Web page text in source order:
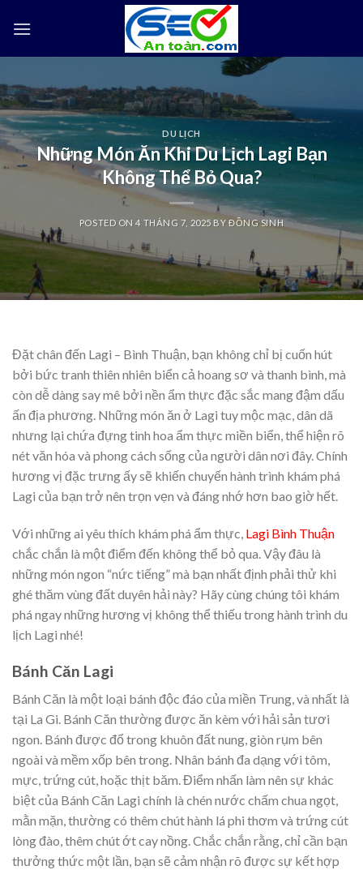
DU LỊCH
Những Món Ăn Khi Du Lịch Lagi Bạn
Không Thể Bỏ Qua?
POSTED ON4 THÁNG 7, 2025 BYĐỒNG SINH
Đặt chân đến Lagi – Bình Thuận, bạn không chỉ bị cuốn hút
bởi bức tranh thiên nhiên biển cả hoang sơ và thanh bình, mà
còn dễ dàng say mê bởi nền ẩm thực đặc sắc mang đậm dấu
ấn địa phương. Những món ăn ở Lagi tuy mộc mạc, dân dã
nhưng lại chứa đựng tinh hoa ẩm thực miền biển, thể hiện rõ
nét văn hóa và phong cách sống của người dân nơi đây. Chính
hương vị đặc trưng ấy sẽ khiến chuyến hành trình khám phá
Lagi của bạn trở nên trọn vẹn và đáng nhớ hơn bao giờ hết.
Với những ai yêu thích khám phá ẩm thực, Lagi Bình Thuận
chắc chắn là một điểm đến không thể bỏ qua. Vậy đâu là
những món ngon “nức tiếng” mà bạn nhất định phải thử khi
ghé thăm vùng đất duyên hải này? Hãy cùng chúng tôi khám
phá ngay những hương vị không thể thiếu trong hành trình du
lịch Lagi nhé!
Bánh Căn Lagi
Bánh Căn là một loại bánh độc đáo của miền Trung, và nhất là
tại La Gi. Bánh Căn thường được ăn kèm với hải sản tươi
ngon. Bánh được đổ trong khuôn đất nung, giòn rụm bên
ngoài và mềm xốp bên trong. Nhân bánh đa dạng với tôm,
mực, trứng cút, hoặc thịt băm. Điểm nhấn làm nên sự khác
biệt của Bánh Căn Lagi chính là chén nước chấm chua ngọt,
mằn mặn, thường có thêm chút hành lá phi thơm và trứng cút
lòng đào, thêm chút ớt cay nồng. Chắc chắn rằng, chỉ cần bạn
thưởng thức một lần, bạn sẽ cảm nhận rõ được sự kết hợp